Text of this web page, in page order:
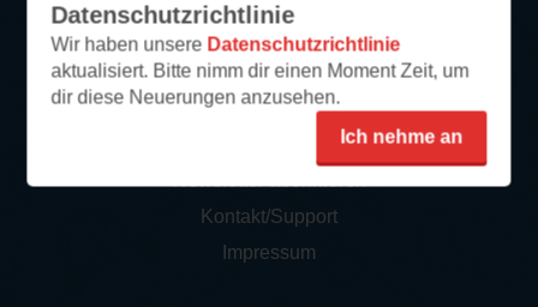
Datenschutzrichtlinie
Wir haben unsere Datenschutzrichtlinie
aktualisiert. Bitte nimm dir einen Moment Zeit, um
dir diese Neuerungen anzusehen.
Ich nehme an
Service
So funktioniert‘s
Kontakt/Support
Impressum